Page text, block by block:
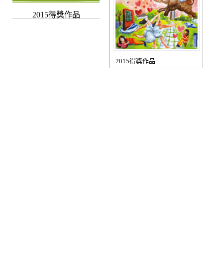
2015得獎作品
2015得獎作品